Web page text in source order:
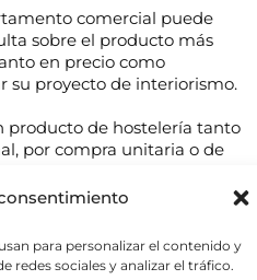
para personalizar el contenido y
redes sociales y analizar el tráfico.
comercial puede
sobre el producto más
en precio como
su proyecto de interiorismo.
producto de hostelería tanto
por compra unitaria o de
precio final.
por contenedor o por